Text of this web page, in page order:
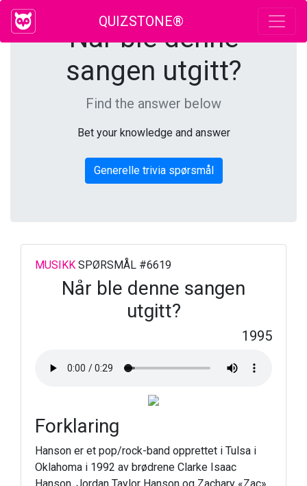
QUIZSTONE®
Når ble denne
sangen utgitt?
Find the answer below
Bet your knowledge and answer
Generelle trivia spørsmål
MUSIKK SPØRSMÅL #6619
Når ble denne sangen
utgitt?
1995
Forklaring
Hanson er et pop/rock-band opprettet i Tulsa i
Oklahoma i 1992 av brødrene Clarke Isaac